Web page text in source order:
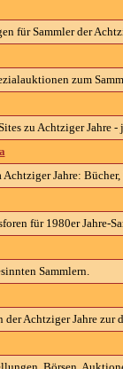
für Sammler der
zum
zu Achtziger Jahre
Achtziger Jahre:
für 1980er Jahre-
Sammlern.
der Achtziger Jahre